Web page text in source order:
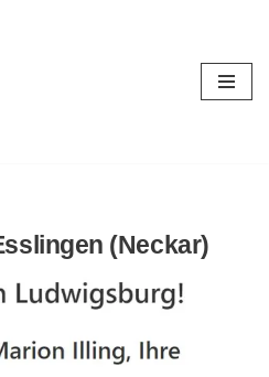
(Neckar)